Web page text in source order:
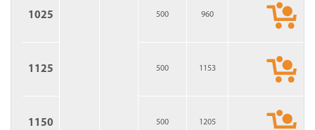
1025 500 960
1125 500 1153
1150 500 1205